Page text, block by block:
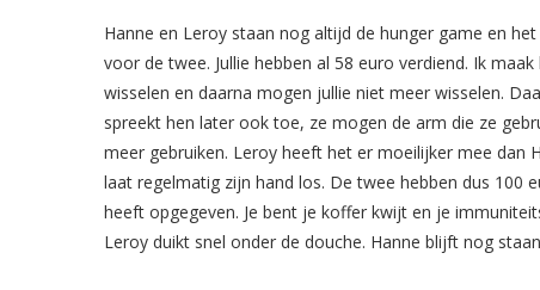
Hanne en Leroy staan nog altijd de hunger game en
voor de twee. Jullie hebben al 58 euro verdiend. Ik
wisselen en daarna mogen jullie niet meer wisselen.
spreekt hen later ook toe, ze mogen de arm die ze
meer gebruiken. Leroy heeft het er moeilijker mee dan
laat regelmatig zijn hand los. De twee hebben dus 100
heeft opgegeven. Je bent je koffer kwijt en je
Leroy duikt snel onder de douche. Hanne blijft nog